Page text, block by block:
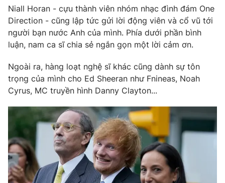
Chất lượng cuộc sống
Tuyển sinh
Học trực tuyến
Công nghệ
Hitech Công nghệ tương lai
Thị trường
Tư vấn
Giao lưu trực tuyến
Lịch phát sóng
Chuyên mục khác
Emagazine Podcast
Photo Infographic
Niall Horan - cựu thành viên nhóm nhạc đình đám One
Direction - cũng lập tức gửi lời động viên và cổ vũ tới
người bạn nước Anh của mình. Phía dưới phần bình
luận, nam ca sĩ chia sẻ ngắn gọn một lời cảm ơn.
Ngoài ra, hàng loạt nghệ sĩ khác cũng dành sự tôn
trọng của mình cho Ed Sheeran như Fnineas, Noah
Cyrus, MC truyền hình Danny Clayton...